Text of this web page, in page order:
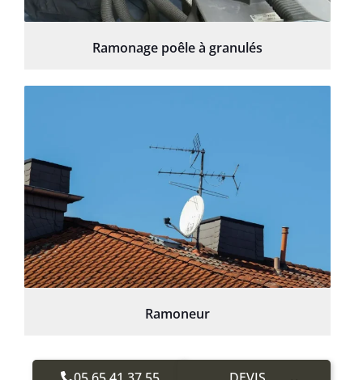
Ramonage poêle à granulés
Ramoneur